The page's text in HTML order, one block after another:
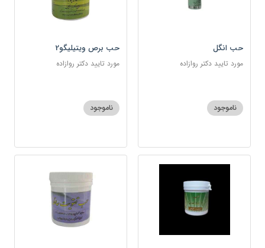
حب انگل
مورد تایید دکتر روازاده
ناموجود
حب برص ویتیلیگو2
مورد تایید دکتر روازاده
ناموجود